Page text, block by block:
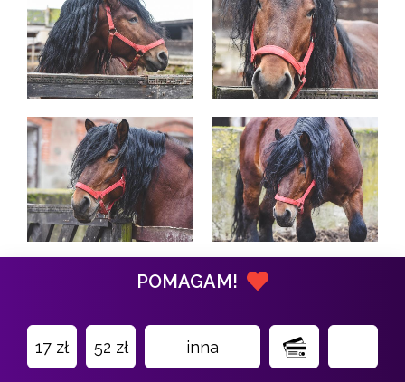
POMAGAM!
17 zł 52 zł inna